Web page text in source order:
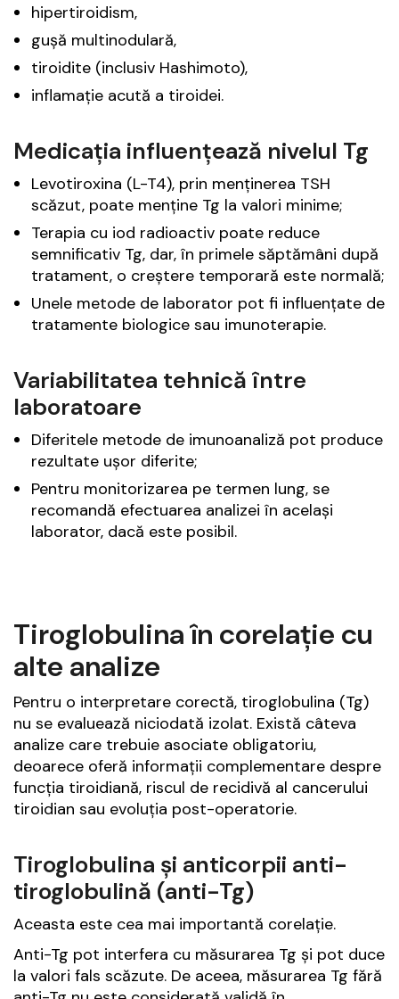
hipertiroidism,
gușă multinodulară,
tiroidite (inclusiv Hashimoto),
inflamație acută a tiroidei.
Medicația influențează nivelul Tg
Levotiroxina (L-T4), prin menținerea TSH
scăzut, poate menține Tg la valori minime;
Terapia cu iod radioactiv poate reduce
semnificativ Tg, dar, în primele săptămâni după
tratament, o creștere temporară este normală;
Unele metode de laborator pot fi influențate de
tratamente biologice sau imunoterapie.
Variabilitatea tehnică între
laboratoare
Diferitele metode de imunoanaliză pot produce
rezultate ușor diferite;
Pentru monitorizarea pe termen lung, se
recomandă efectuarea analizei în același
laborator, dacă este posibil.
Tiroglobulina în corelație cu
alte analize
Pentru o interpretare corectă, tiroglobulina (Tg)
nu se evaluează niciodată izolat. Există câteva
analize care trebuie asociate obligatoriu,
deoarece oferă informații complementare despre
funcția tiroidiană, riscul de recidivă al cancerului
tiroidian sau evoluția post-operatorie.
Tiroglobulina și anticorpii anti-
tiroglobulină (anti-Tg)
Aceasta este cea mai importantă corelație.
Anti-Tg pot interfera cu măsurarea Tg și pot duce
la valori fals scăzute. De aceea, măsurarea Tg fără